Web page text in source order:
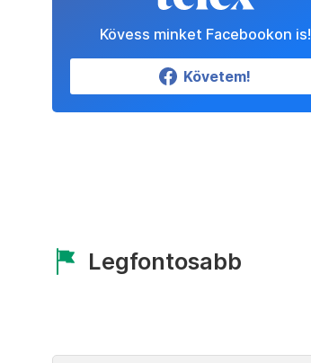
Kövess minket Facebookon is!
Követem!
Legfontosabb